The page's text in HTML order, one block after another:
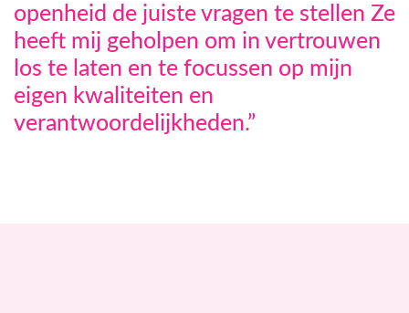
openheid de juiste vragen te stellen Ze
heeft mij geholpen om in vertrouwen
los te laten en te focussen op mijn
eigen kwaliteiten en
verantwoordelijkheden.”